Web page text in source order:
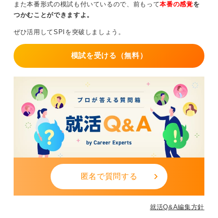
また本番形式の模試も付いているので、前もって本番の感覚を
つかむことができますよ。
ぜひ活用してSPIを突破しましょう。
模試を受ける（無料）
匿名で質問する
就活Q&A編集方針